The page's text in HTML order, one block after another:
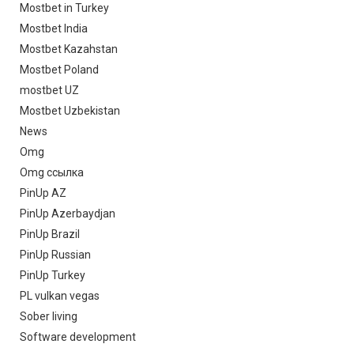
Mostbet in Turkey
Mostbet India
Mostbet Kazahstan
Mostbet Poland
mostbet UZ
Mostbet Uzbekistan
News
Omg
Omg ссылка
PinUp AZ
PinUp Azerbaydjan
PinUp Brazil
PinUp Russian
PinUp Turkey
PL vulkan vegas
Sober living
Software development